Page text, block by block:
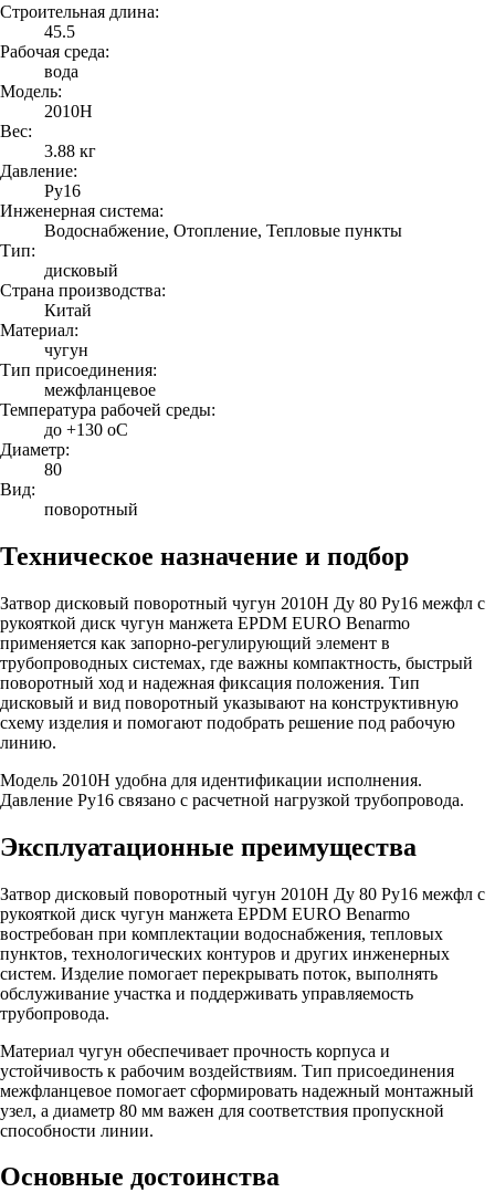
Строительная длина:
45.5
Рабочая среда:
вода
Модель:
2010H
Вес:
3.88 кг
Давление:
Ру16
Инженерная система:
Водоснабжение, Отопление, Тепловые пункты
Тип:
дисковый
Страна производства:
Китай
Материал:
чугун
Тип присоединения:
межфланцевое
Температура рабочей среды:
до +130 oC
Диаметр:
80
Вид:
поворотный
Техническое назначение и подбор
Затвор дисковый поворотный чугун 2010H Ду 80 Ру16 межфл с
рукояткой диск чугун манжета EPDM EURO Benarmo
применяется как запорно-регулирующий элемент в
трубопроводных системах, где важны компактность, быстрый
поворотный ход и надежная фиксация положения. Тип
дисковый и вид поворотный указывают на конструктивную
схему изделия и помогают подобрать решение под рабочую
линию.
Модель 2010H удобна для идентификации исполнения.
Давление Ру16 связано с расчетной нагрузкой трубопровода.
Эксплуатационные преимущества
Затвор дисковый поворотный чугун 2010H Ду 80 Ру16 межфл с
рукояткой диск чугун манжета EPDM EURO Benarmo
востребован при комплектации водоснабжения, тепловых
пунктов, технологических контуров и других инженерных
систем. Изделие помогает перекрывать поток, выполнять
обслуживание участка и поддерживать управляемость
трубопровода.
Материал чугун обеспечивает прочность корпуса и
устойчивость к рабочим воздействиям. Тип присоединения
межфланцевое помогает сформировать надежный монтажный
узел, а диаметр 80 мм важен для соответствия пропускной
способности линии.
Основные достоинства